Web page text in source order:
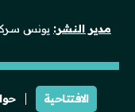
مدير النشر: يونس
الافتتاحية